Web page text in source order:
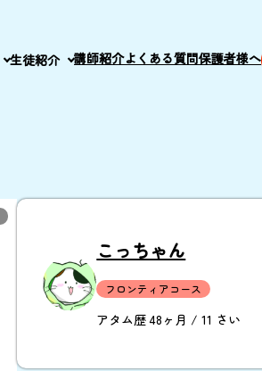
生徒紹介 講師紹介よくある質問保護者様へ
こっちゃん
フロンティアコース
アタム歴 48ヶ月 / 11 さい